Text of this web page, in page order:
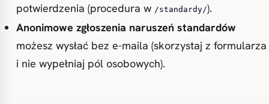
potwierdzenia (procedura w /standardy/).
Anonimowe zgłoszenia naruszeń standardów
możesz wysłać bez e-maila (skorzystaj z formularza
i nie wypełniaj pól osobowych).